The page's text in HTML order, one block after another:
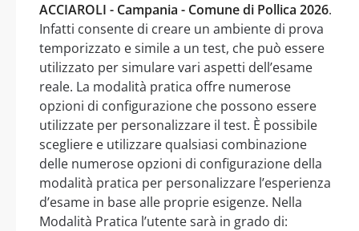
ACCIAROLI - Campania - Comune di Pollica 2026.
Infatti consente di creare un ambiente di prova
temporizzato e simile a un test, che può essere
utilizzato per simulare vari aspetti dell’esame
reale. La modalità pratica offre numerose
opzioni di configurazione che possono essere
utilizzate per personalizzare il test. È possibile
scegliere e utilizzare qualsiasi combinazione
delle numerose opzioni di configurazione della
modalità pratica per personalizzare l’esperienza
d’esame in base alle proprie esigenze. Nella
Modalità Pratica l’utente sarà in grado di: